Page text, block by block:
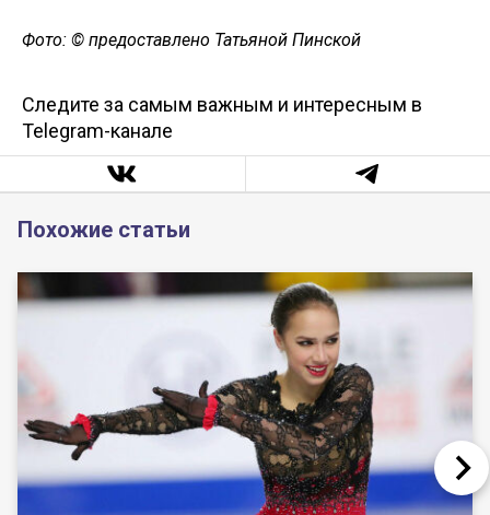
Фото: © предоставлено Татьяной Пинской
Следите за самым важным и интересным в
Telegram-канале
Похожие статьи